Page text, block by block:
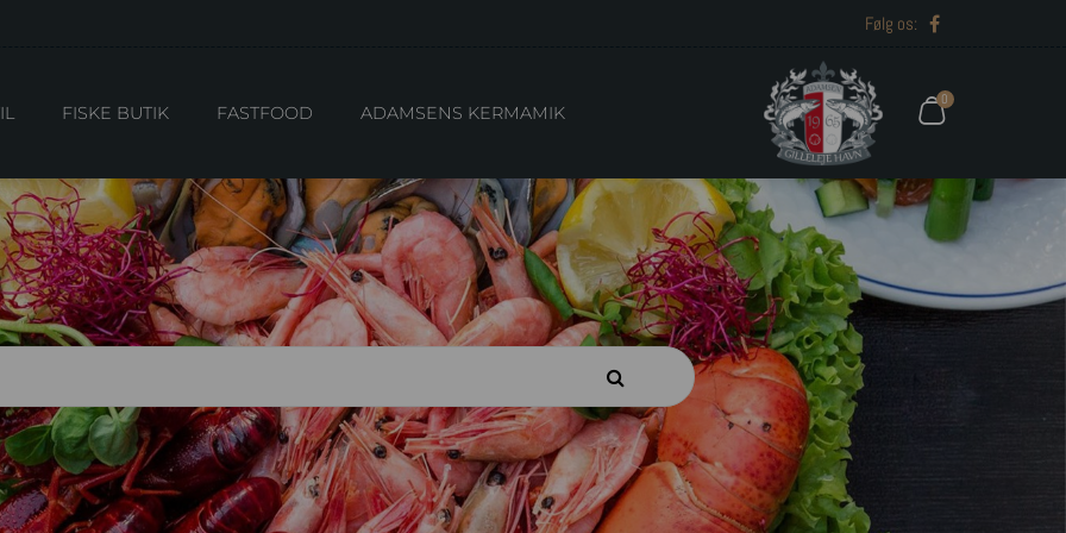
Følg os:
FISKE BUTIK FASTFOOD ADAMSENS KERMAMIK
0